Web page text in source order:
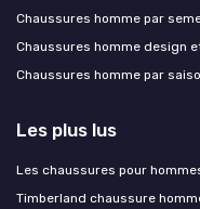
Chaussures homme par
Chaussures homme design
Chaussures homme par
Les plus lus
Les chaussures pour
Timberland chaussure